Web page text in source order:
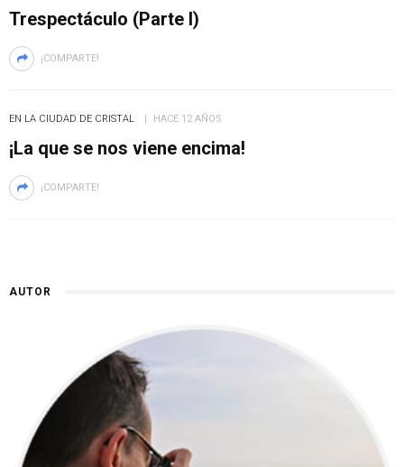
Trespectáculo (Parte I)
¡COMPARTE!
EN LA CIUDAD DE CRISTAL HACE 12 AÑOS
¡La que se nos viene encima!
¡COMPARTE!
AUTOR